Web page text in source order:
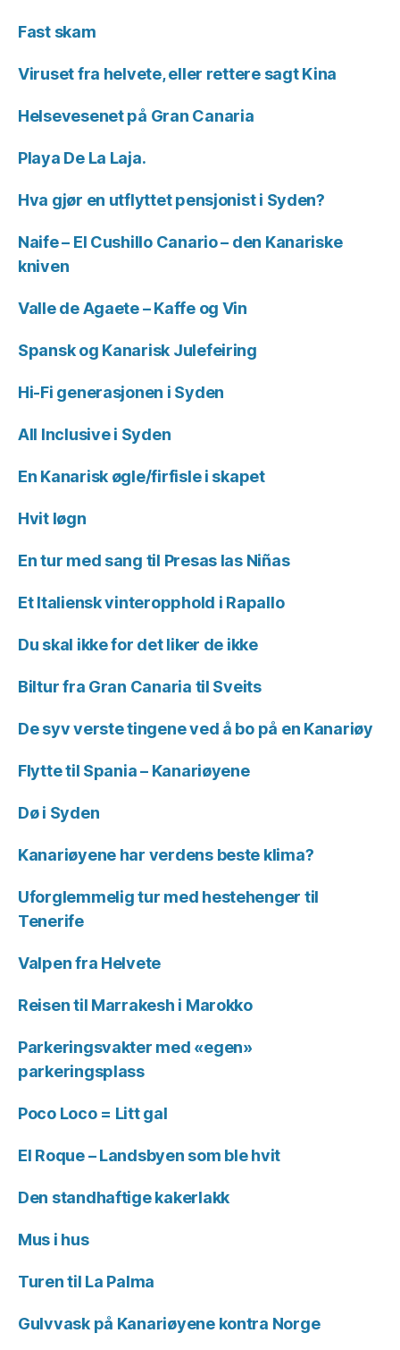
Fast skam
Viruset fra helvete, eller rettere sagt Kina
Helsevesenet på Gran Canaria
Playa De La Laja.
Hva gjør en utflyttet pensjonist i Syden?
Naife – El Cushillo Canario – den Kanariske
kniven
Valle de Agaete – Kaffe og Vin
Spansk og Kanarisk Julefeiring
Hi-Fi generasjonen i Syden
All Inclusive i Syden
En Kanarisk øgle/firfisle i skapet
Hvit løgn
En tur med sang til Presas las Niñas
Et Italiensk vinteropphold i Rapallo
Du skal ikke for det liker de ikke
Biltur fra Gran Canaria til Sveits
De syv verste tingene ved å bo på en Kanariøy
Flytte til Spania – Kanariøyene
Dø i Syden
Kanariøyene har verdens beste klima?
Uforglemmelig tur med hestehenger til
Tenerife
Valpen fra Helvete
Reisen til Marrakesh i Marokko
Parkeringsvakter med «egen»
parkeringsplass
Poco Loco = Litt gal
El Roque – Landsbyen som ble hvit
Den standhaftige kakerlakk
Mus i hus
Turen til La Palma
Gulvvask på Kanariøyene kontra Norge